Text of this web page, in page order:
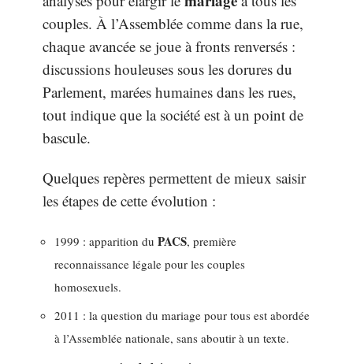
couples. À l’Assemblée comme dans la rue,
chaque avancée se joue à fronts renversés :
discussions houleuses sous les dorures du
Parlement, marées humaines dans les rues,
tout indique que la société est à un point de
bascule.
Quelques repères permettent de mieux saisir
les étapes de cette évolution :
1999 : apparition du PACS, première
reconnaissance légale pour les couples
homosexuels.
2011 : la question du mariage pour tous est abordée
à l’Assemblée nationale, sans aboutir à un texte.